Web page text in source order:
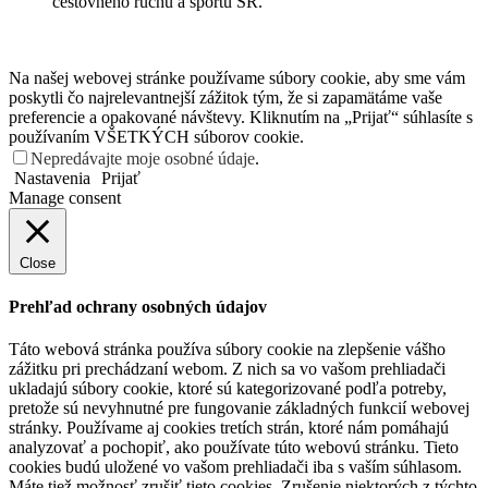
Na našej webovej stránke používame súbory cookie, aby sme vám
poskytli čo najrelevantnejší zážitok tým, že si zapamätáme vaše
preferencie a opakované návštevy. Kliknutím na „Prijať“ súhlasíte s
používaním VŠETKÝCH súborov cookie.
Nepredávajte moje osobné údaje.
Nastavenia
Prijať
Manage consent
Close
Prehľad ochrany osobných údajov
Táto webová stránka používa súbory cookie na zlepšenie vášho
zážitku pri prechádzaní webom. Z nich sa vo vašom prehliadači
ukladajú súbory cookie, ktoré sú kategorizované podľa potreby,
pretože sú nevyhnutné pre fungovanie základných funkcií webovej
stránky. Používame aj cookies tretích strán, ktoré nám pomáhajú
analyzovať a pochopiť, ako používate túto webovú stránku. Tieto
cookies budú uložené vo vašom prehliadači iba s vaším súhlasom.